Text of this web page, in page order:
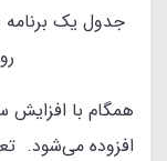
همگام با
افزوده می‌شود.